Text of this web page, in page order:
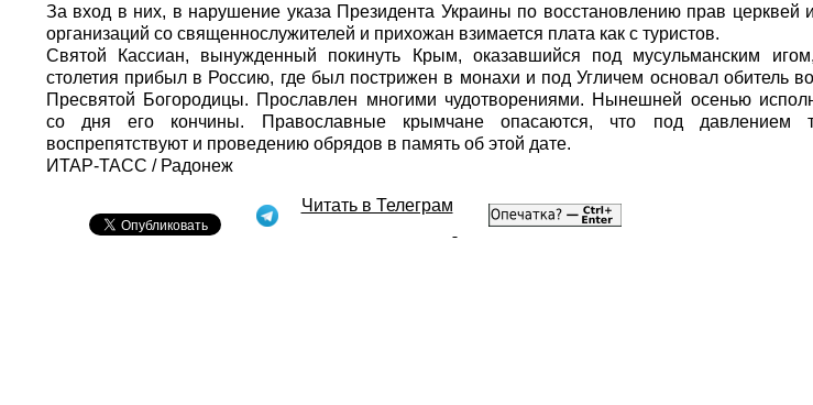
За вход в них, в нарушение указа Президента Украины по восстановлению прав церквей
организаций со священнослужителей и прихожан взимается плата как с туристов.
Святой Кассиан, вынужденный покинуть Крым, оказавшийся под мусульманским
столетия прибыл в Россию, где был пострижен в монахи и под Угличем основал обитель
Пресвятой Богородицы. Прославлен многими чудотворениями. Нынешней осенью
со дня его кончины. Православные крымчане опасаются, что под давлением
воспрепятствуют и проведению обрядов в память об этой дате.
ИТАР-ТАСС / Радонеж
Читать в Телеграм